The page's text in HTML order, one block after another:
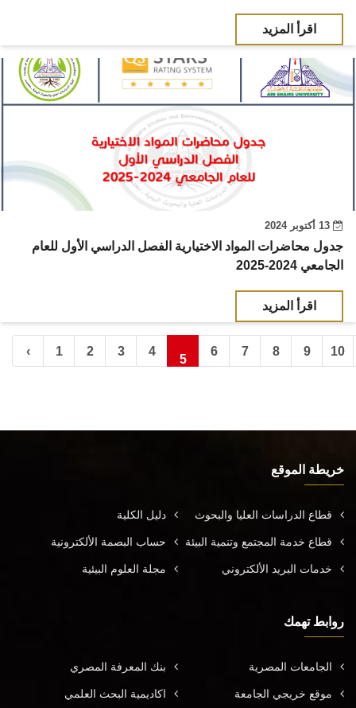
اقرأ المزيد
جدول محاضرات المواد الاختيارية الفصل الدراسي الأول للعام
الجامعي 2024-2025
اقرأ المزيد
‹ 1 2 3 4
5
6 7 8 9 10
خريطة الموقع
قطاع الدراسات العليا والبحوث دليل الكلية
قطاع خدمة المجتمع وتنمية البيئة حساب البصمة الألكترونية
خدمات البريد الألكتروني مجلة العلوم البيئية
روابط تهمك
الجامعات المصرية بنك المعرفة المصري
موقع خريجي الجامعة اكاديمية البحث العلمي